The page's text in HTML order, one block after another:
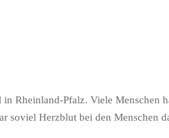
Rheinland-Pfalz. Viele Menschen
soviel Herzblut bei den Menschen